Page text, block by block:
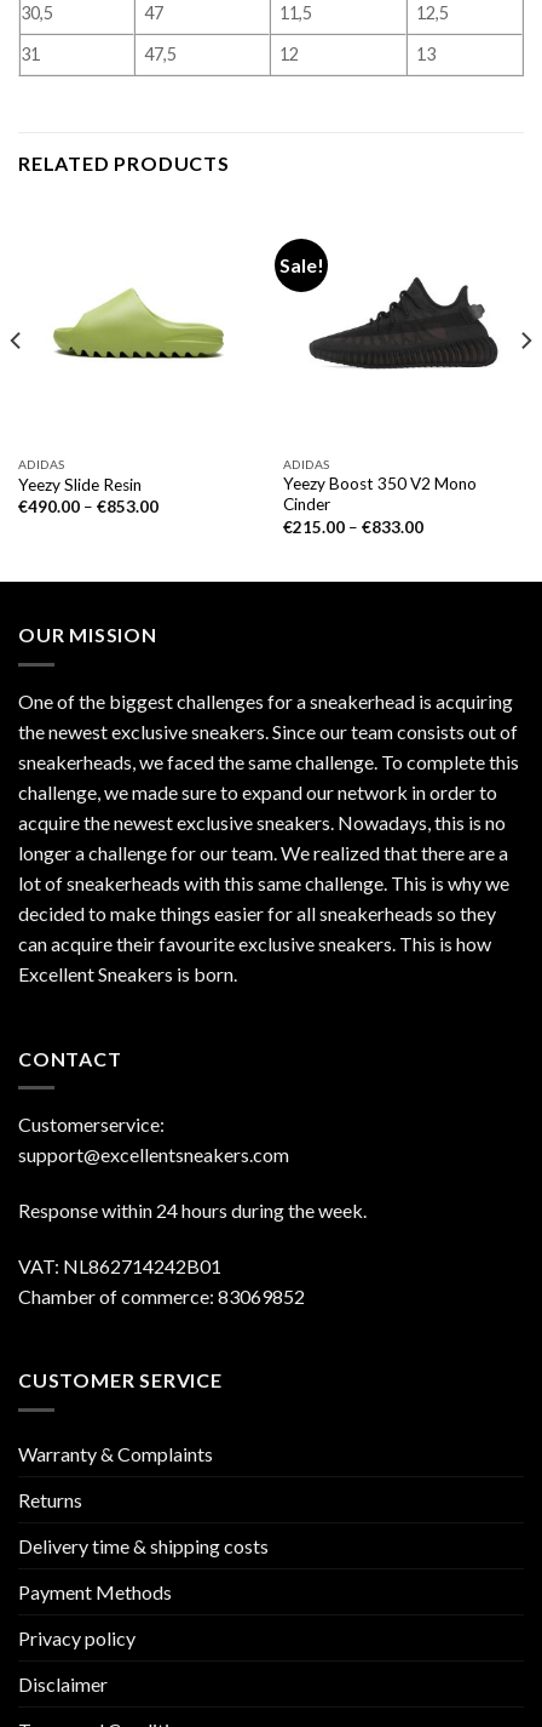
30,5
47 11,5
12,5
31
47,5 12 13
RELATED PRODUCTS
ADIDAS
Yeezy Slide Resin
€490.00– €853.00
Sale!
ADIDAS
Yeezy Boost 350 V2 Mono
Cinder
€215.00– €833.00
OUR MISSION
One of the biggest challenges for a sneakerhead is acquiring
the newest exclusive sneakers. Since our team consists out of
sneakerheads, we faced the same challenge. To complete this
challenge, we made sure to expand our network in order to
acquire the newest exclusive sneakers. Nowadays, this is no
longer a challenge for our team. We realized that there are a
lot of sneakerheads with this same challenge. This is why we
decided to make things easier for all sneakerheads so they
can acquire their favourite exclusive sneakers. This is how
Excellent Sneakers is born.
CONTACT
Customerservice:
support@excellentsneakers.com
Response within 24 hours during the week.
VAT: NL862714242B01
Chamber of commerce: 83069852
CUSTOMER SERVICE
Warranty & Complaints
Returns
Delivery time & shipping costs
Payment Methods
Privacy policy
Disclaimer